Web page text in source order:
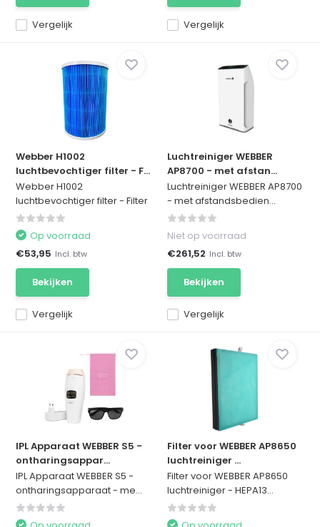
Vergelijk Vergelijk
Webber H1002
luchtbevochtiger filter - F...
Webber H1002
luchtbevochtiger filter - Filter
Vergelijk
Op voorraad
€53,95 Incl. btw
Bekijken
Luchtreiniger WEBBER
AP8700 - met afstan...
Luchtreiniger WEBBER AP8700
- met afstandsbedien...
Vergelijk
Niet op voorraad
€261,52 Incl. btw
Bekijken
IPL Apparaat WEBBER S5 -
ontharingsappar...
IPL Apparaat WEBBER S5 -
ontharingsapparaat - me...
Filter voor WEBBER AP8650
luchtreiniger ...
Filter voor WEBBER AP8650
luchtreiniger - HEPA13...